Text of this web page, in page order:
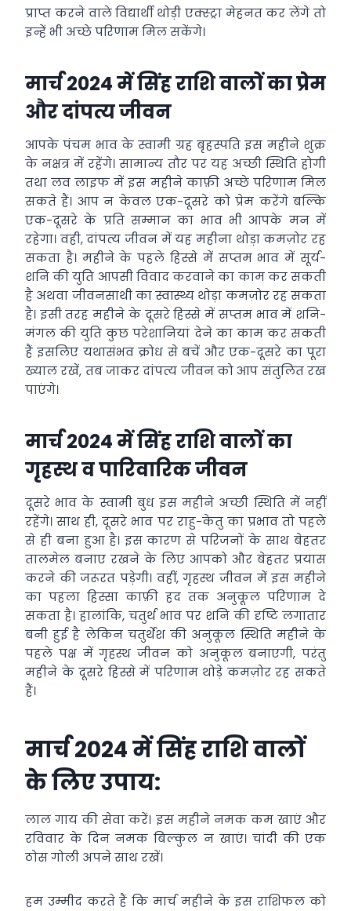
प्राप्त करने वाले विद्यार्थी थोड़ी एक्स्ट्रा मेहनत कर लेंगे तो
इन्हें भी अच्छे परिणाम मिल सकेंगे।
मार्च 2024 में सिंह राशि वालों का प्रेम
और दांपत्य जीवन
आपके पंचम भाव के स्वामी ग्रह बृहस्पति इस महीने शुक्र
के नक्षत्र में रहेंगे। सामान्य तौर पर यह अच्छी स्थिति होगी
तथा लव लाइफ में इस महीने काफ़ी अच्छे परिणाम मिल
सकते हैं। आप न केवल एक-दूसरे को प्रेम करेंगे बल्कि
एक-दूसरे के प्रति सम्मान का भाव भी आपके मन में
रहेगा। वही, दांपत्य जीवन में यह महीना थोड़ा कमज़ोर रह
सकता है। महीने के पहले हिस्से में सप्तम भाव में सूर्य-
शनि की युति आपसी विवाद करवाने का काम कर सकती
है अथवा जीवनसाथी का स्वास्थ्य थोड़ा कमज़ोर रह सकता
है। इसी तरह महीने के दूसरे हिस्से में सप्तम भाव में शनि-
मंगल की युति कुछ परेशानियां देने का काम कर सकती
हैं इसलिए यथासंभव क्रोध से बचें और एक-दूसरे का पूरा
ख्याल रखें, तब जाकर दांपत्य जीवन को आप संतुलित रख
पाएंगे।
मार्च 2024 में सिंह राशि वालों का
गृहस्थ व पारिवारिक जीवन
दूसरे भाव के स्वामी बुध इस महीने अच्छी स्थिति में नहीं
रहेंगे। साथ ही, दूसरे भाव पर राहु-केतु का प्रभाव तो पहले
से ही बना हुआ है। इस कारण से परिजनों के साथ बेहतर
तालमेल बनाए रखने के लिए आपको और बेहतर प्रयास
करने की जरूरत पड़ेगी। वहीं, गृहस्थ जीवन में इस महीने
का पहला हिस्सा काफ़ी हद तक अनुकूल परिणाम दे
सकता है। हालांकि, चतुर्थ भाव पर शनि की दृष्टि लगातार
बनी हुई है लेकिन चतुर्थेश की अनुकूल स्थिति महीने के
पहले पक्ष में गृहस्थ जीवन को अनुकूल बनाएगी, परंतु
महीने के दूसरे हिस्से में परिणाम थोड़े कमज़ोर रह सकते
हैं।
मार्च 2024 में सिंह राशि वालों
के लिए उपाय:
लाल गाय की सेवा करें। इस महीने नमक कम खाएं और
रविवार के दिन नमक बिल्कुल न खाएं। चांदी की एक
ठोस गोली अपने साथ रखें।
हम उम्मीद करते हैं कि मार्च महीने के इस राशिफल को